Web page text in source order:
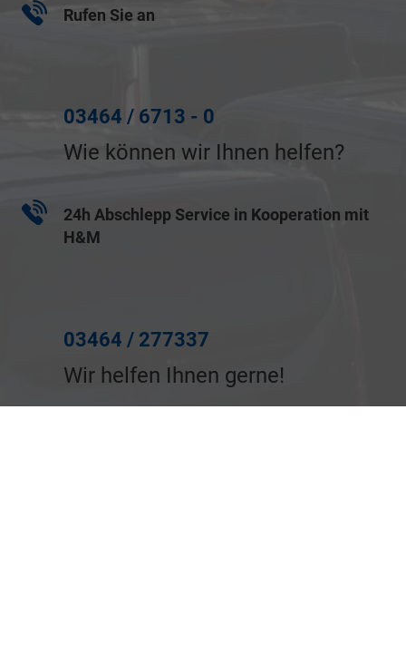
Rufen Sie an
03464 / 6713 - 0
Wie können wir Ihnen helfen?
24h Abschlepp Service in Kooperation mit
H&M
03464 / 277337
Wir helfen Ihnen gerne!